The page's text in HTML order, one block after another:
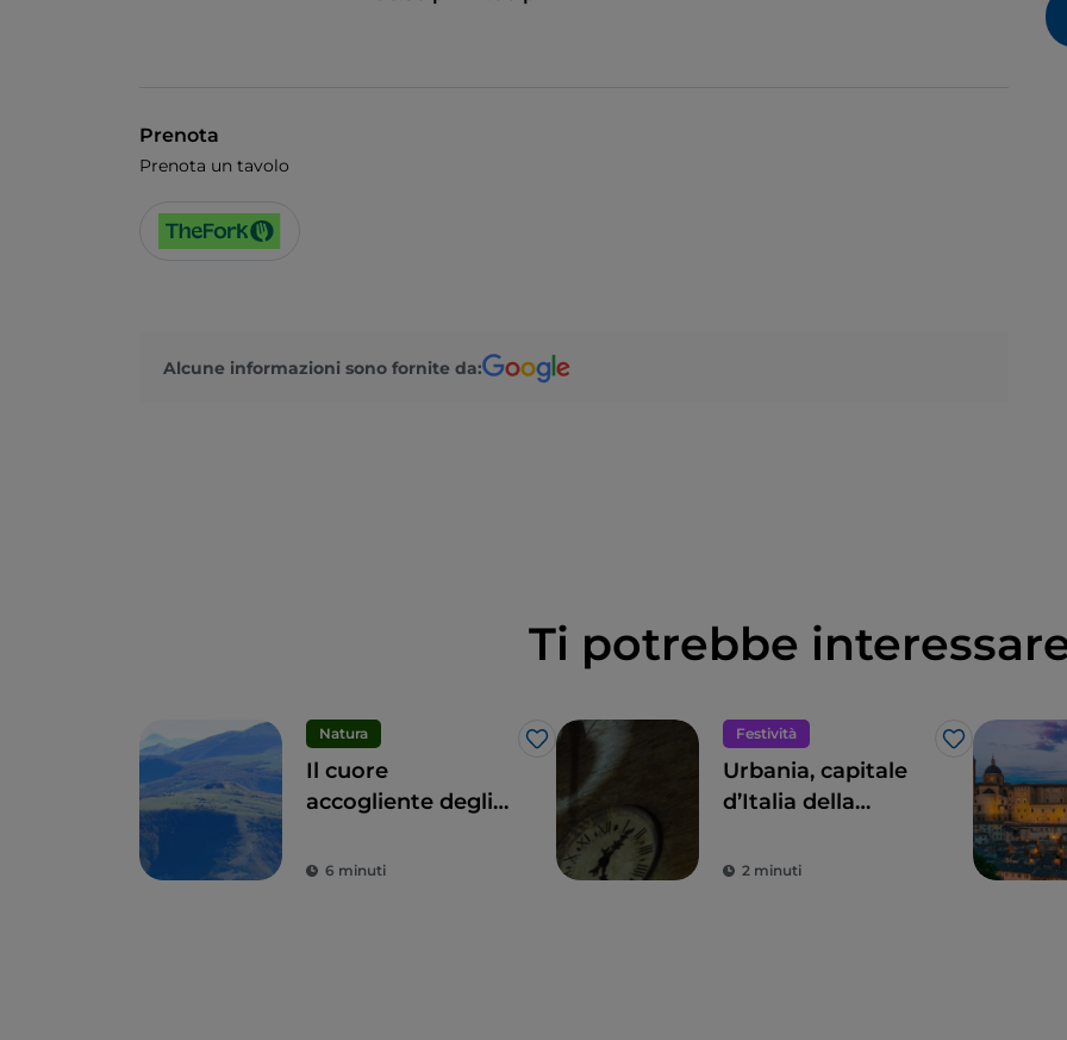
Prenota
Prenota un tavolo
Alcune informazioni sono fornite da:
Ti potrebbe
Natura
Like
Il cuore
accogliente degli
comuni delle Alte
6 minuti
Festività
Like
Urbania, capitale
d’Italia della
2 minuti